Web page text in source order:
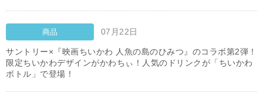
商品 07月22日
サントリー×『映画ちいかわ 人魚の島のひみつ』のコラボ第2弾！
限定ちいかわデザインがかわちぃ！人気のドリンクが「ちいかわ
ボトル」で登場！